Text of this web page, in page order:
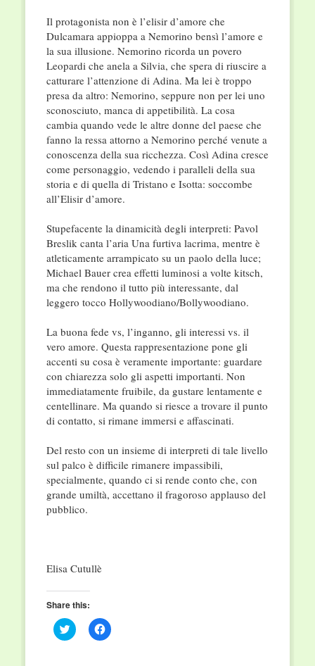
Il protagonista non è l’elisir d’amore che
Dulcamara appioppa a Nemorino bensì l’amore e
la sua illusione. Nemorino ricorda un povero
Leopardi che anela a Silvia, che spera di riuscire a
catturare l’attenzione di Adina. Ma lei è troppo
presa da altro: Nemorino, seppure non per lei uno
sconosciuto, manca di appetibilità. La cosa
cambia quando vede le altre donne del paese che
fanno la ressa attorno a Nemorino perché venute a
conoscenza della sua ricchezza. Così Adina cresce
come personaggio, vedendo i paralleli della sua
storia e di quella di Tristano e Isotta: soccombe
all’Elisir d’amore.
Stupefacente la dinamicità degli interpreti: Pavol
Breslik canta l’aria Una furtiva lacrima, mentre è
atleticamente arrampicato su un paolo della luce;
Michael Bauer crea effetti luminosi a volte kitsch,
ma che rendono il tutto più interessante, dal
leggero tocco Hollywoodiano/Bollywoodiano.
La buona fede vs, l’inganno, gli interessi vs. il
vero amore. Questa rappresentazione pone gli
accenti su cosa è veramente importante: guardare
con chiarezza solo gli aspetti importanti. Non
immediatamente fruibile, da gustare lentamente e
centellinare. Ma quando si riesce a trovare il punto
di contatto, si rimane immersi e affascinati.
Del resto con un insieme di interpreti di tale livello
sul palco è difficile rimanere impassibili,
specialmente, quando ci si rende conto che, con
grande umiltà, accettano il fragoroso applauso del
pubblico.
Elisa Cutullè
Share this:
Click
to
Click
to